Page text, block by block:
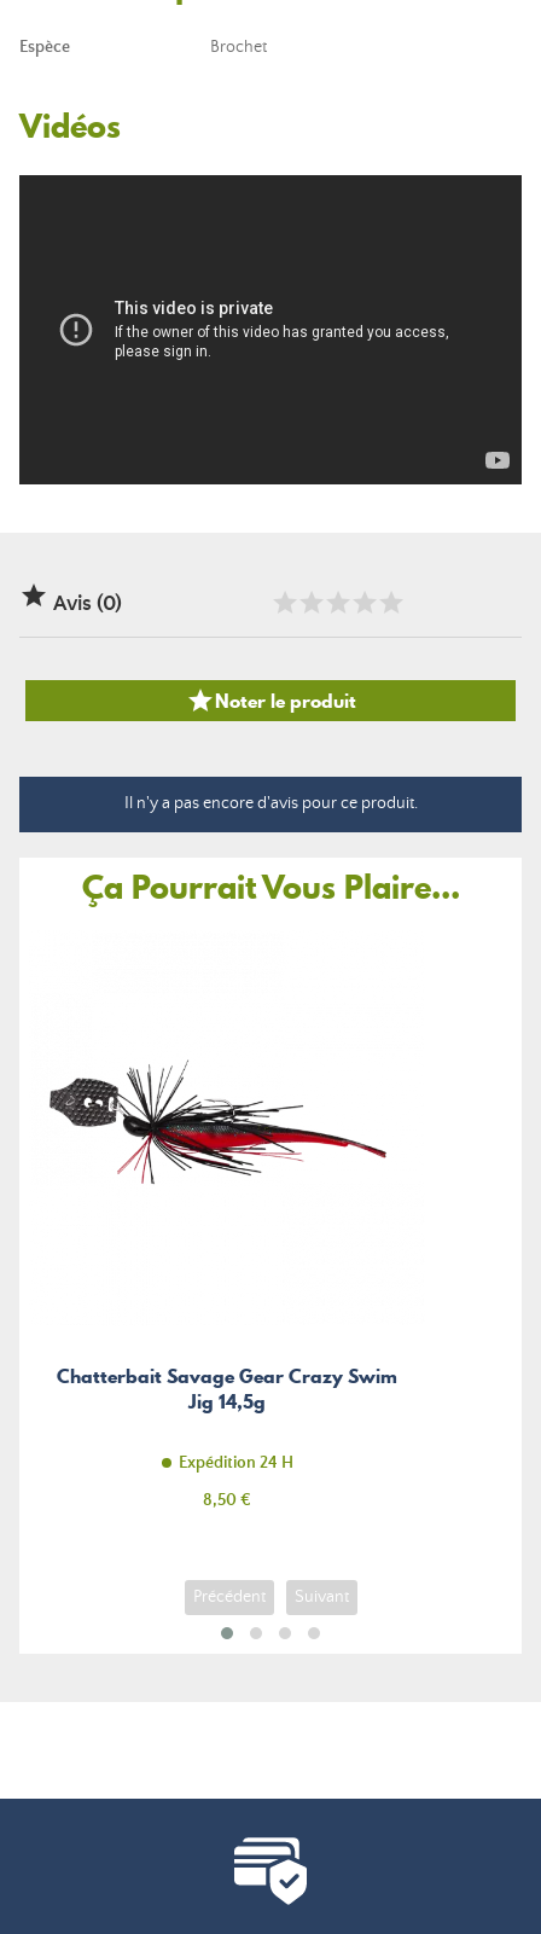
Espèce Brochet
Vidéos
 Avis (0)
Noter le produit
Il n'y a pas encore d'avis pour ce produit.
Ça Pourrait Vous Plaire...
Chatterbait Savage Gear Crazy Swim
Jig 14,5g
Expédition 24 H
Prix
8,50 €
Précédent Suivant